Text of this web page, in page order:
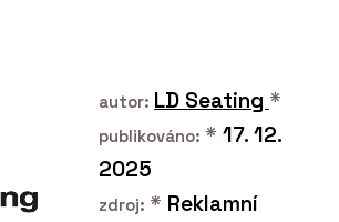
autor: LD Seating *
publikováno: * 17. 12.
2025
zdroj: * Reklamní